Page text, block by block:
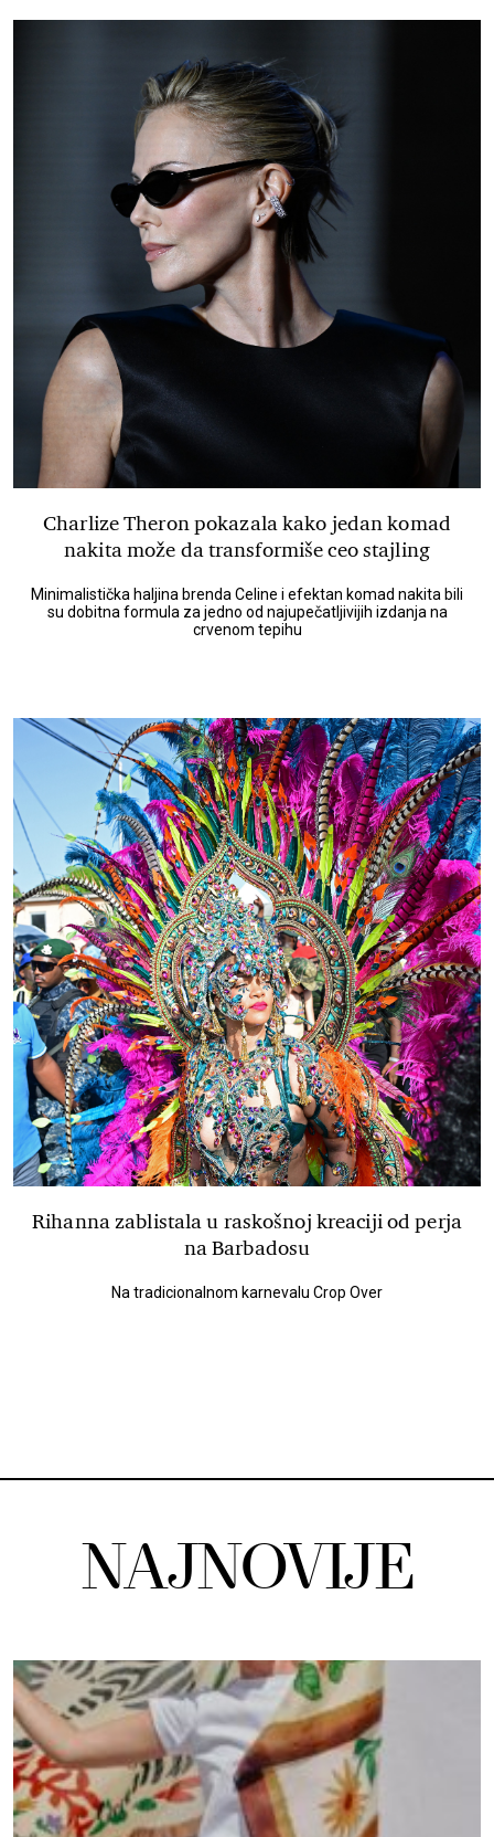
Charlize Theron pokazala kako jedan komad
nakita može da transformiše ceo stajling
Minimalistička haljina brenda Celine i efektan komad nakita bili
su dobitna formula za jedno od najupečatljivijih izdanja na
crvenom tepihu
Rihanna zablistala u raskošnoj kreaciji od perja
na Barbadosu
Na tradicionalnom karnevalu Crop Over
NAJNOVIJE